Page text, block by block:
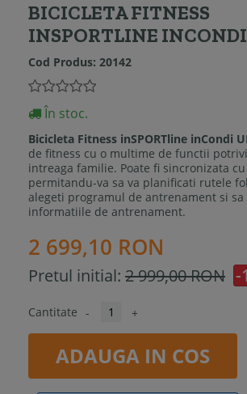
BICICLETA FITNESS
INSPORTLINE
Cod Produs: 20142
În stoc.
Bicicleta Fitness inSPORTline inCondi
de fitness cu o multime de functii
intreaga familie. Poate fi sincronizata
permitandu-va sa va planificati rutele
alegeti programul de antrenament si sa
informatiile de antrenament.
2 699,10 RON
Pretul initial: 2 999,00 RON -
Cantitate - +
ADAUGA IN COS